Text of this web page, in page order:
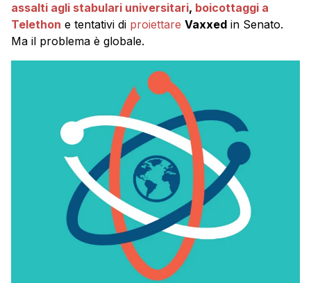
assalti agli stabulari universitari, boicottaggi a
Telethon e tentativi di proiettare Vaxxed in Senato.
Ma il problema è globale.